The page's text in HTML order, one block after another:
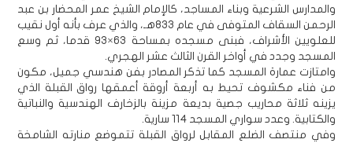
والمدارس الشرعية وبناء المساجد، كالإمام الشيخ عمر المحضار بن عبد
الرحمن السقاف المتوفى في عام 833هـ، والذي عرف بأنه أول نقيب
للعلويين الأشراف، فبنى مسجده بمساحة 63×93 قدما، ثم وسع
المسجد وجدد في أواخر القرن الثالث عشر الهجري.
وامتازت عمارة المسجد كما تذكر المصادر بفن هندسي جميل، مكون
من فناء مكشوف تحيط به أربعة أروقة أعمقها رواق القبلة الذي
يزينه ثلاثة محاريب جصية بديعة مزينة بالزخارف الهندسية والنباتية
والكتابية. وعدد سواري المسجد 114 سارية.
وفي منتصف الضلع المقابل لرواق القبلة تتموضع منارته الشامخة